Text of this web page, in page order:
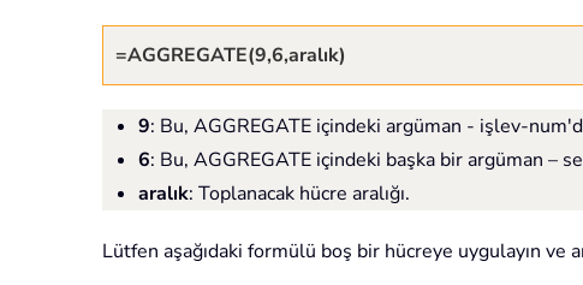
=AGGREGATE(9,6,aralık)
9: Bu, AGGREGATE içindeki argüman - işlev-
6: Bu, AGGREGATE içindeki başka bir argüman –
aralık: Toplanacak hücre aralığı.
Lütfen aşağıdaki formülü boş bir hücreye uygulayın ve